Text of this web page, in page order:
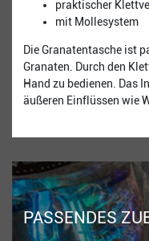
praktischer
mit Mollesystem
Die Granatentasche ist
Granaten. Durch den
Hand zu bedienen. Das
äußeren Einflüssen wie
PASSENDES